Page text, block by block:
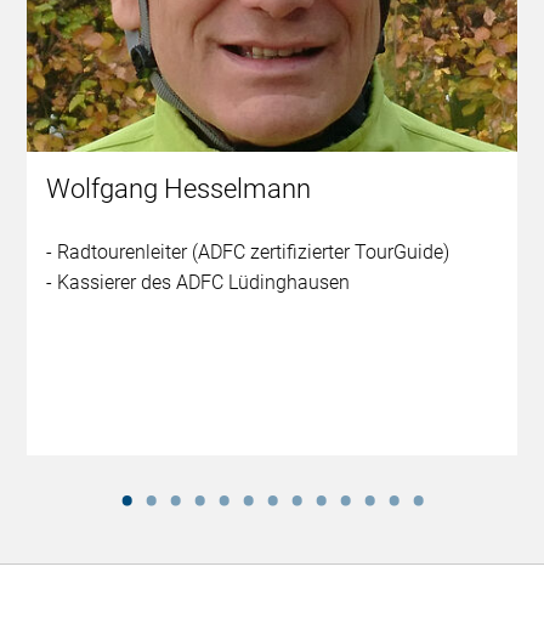
Wolfgang Hesselmann
- Radtourenleiter (ADFC zertifizierter TourGuide)
- Kassierer des ADFC Lüdinghausen